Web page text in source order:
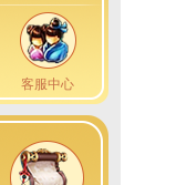
客服中心